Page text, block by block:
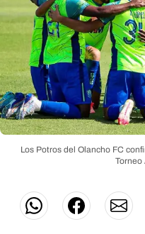
Los Potros del Olancho FC
Torneo